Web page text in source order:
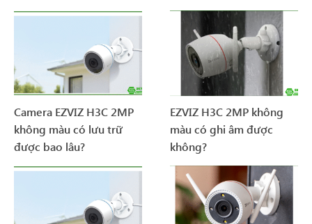
Camera EZVIZ H3C 2MP
không màu có lưu trữ
được bao lâu?
EZVIZ H3C 2MP không
màu có ghi âm được
không?